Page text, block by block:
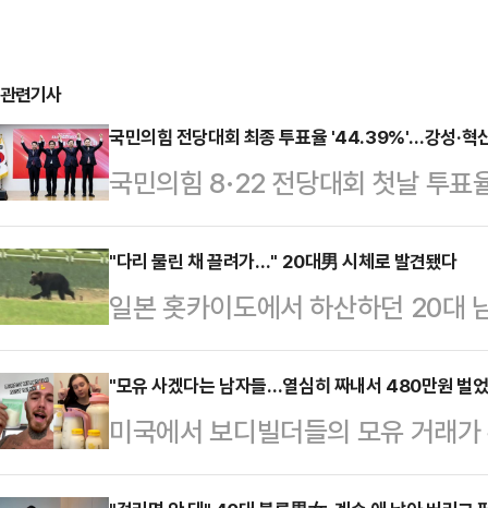
관련기사
국민의힘 전당대회 최종 투표율 '44.39%'…강성·혁
국민의힘 8·22 전당대회 첫날 투
난해 7·22 전당대회 최종 투표율
다.21일 당 전당대회 선거관리위원
된 선거인단 투표에는 75만3076
일과 자동응답시스템(ARS) 투표를
선출됐던 7·22 전당대회
전당대회의 48.51%를 넘어서지
"다리 물린 채 끌려가…" 20대男 시체로 발견됐다
일본 홋카이도에서 하산하던 20대
진 채 발견됐다.18일 NHK 등 현지
께 홋카이도 동부 라우스다케산을
실종됐다.당시 친구와 함께 등산을
다. 그러던 중 갑자기 소리를 지르
"모유 사겠다는 남자들…열심히 짜내서 480만원 벌
미국에서 보디빌더들의 모유 거래
충제'라는 인식이 퍼지고 있기 때문